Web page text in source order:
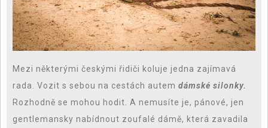
Mezi některými českými řidiči koluje jedna zajímavá
rada. Vozit s sebou na cestách autem dámské silonky.
Rozhodně se mohou hodit. A nemusíte je, pánové, jen
gentlemansky nabídnout zoufalé dámě, která zavadila